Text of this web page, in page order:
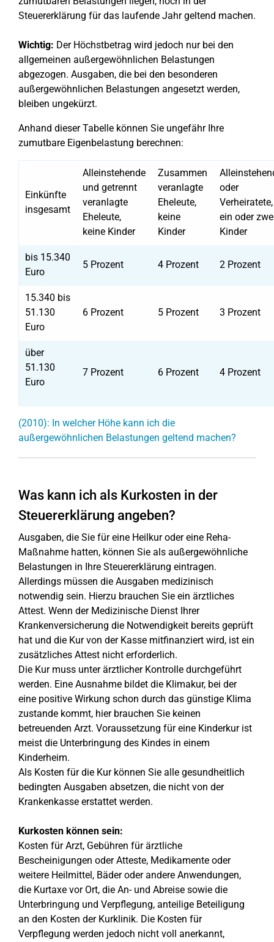
Steuererklärung für das laufende Jahr geltend machen.
Wichtig: Der Höchstbetrag wird jedoch nur bei den
allgemeinen außergewöhnlichen Belastungen
abgezogen. Ausgaben, die bei den besonderen
außergewöhnlichen Belastungen angesetzt werden,
bleiben ungekürzt.
Anhand dieser Tabelle können Sie ungefähr Ihre
zumutbare Eigenbelastung berechnen:
Einkünfte
insgesamt
Alleinstehende
und getrennt
veranlagte
Eheleute,
keine Kinder
Zusammen
veranlagte
Eheleute,
keine
Kinder
oder
Verheiratete,
ein oder
Kinder
bis 15.340
Euro
5 Prozent 4 Prozent 2 Prozent
15.340 bis
51.130
Euro
6 Prozent 5 Prozent 3 Prozent
über
51.130
Euro
7 Prozent 6 Prozent 4 Prozent
(2010): In welcher Höhe kann ich die
außergewöhnlichen Belastungen geltend machen?
Was kann ich als Kurkosten in der
Steuererklärung angeben?
Ausgaben, die Sie für eine Heilkur oder eine Reha-
Maßnahme hatten, können Sie als außergewöhnliche
Belastungen in Ihre Steuererklärung eintragen.
Allerdings müssen die Ausgaben medizinisch
notwendig sein. Hierzu brauchen Sie ein ärztliches
Attest. Wenn der Medizinische Dienst Ihrer
Krankenversicherung die Notwendigkeit bereits geprüft
hat und die Kur von der Kasse mitfinanziert wird, ist ein
zusätzliches Attest nicht erforderlich.
Die Kur muss unter ärztlicher Kontrolle durchgeführt
werden. Eine Ausnahme bildet die Klimakur, bei der
eine positive Wirkung schon durch das günstige Klima
zustande kommt, hier brauchen Sie keinen
betreuenden Arzt. Voraussetzung für eine Kinderkur ist
meist die Unterbringung des Kindes in einem
Kinderheim.
Als Kosten für die Kur können Sie alle gesundheitlich
bedingten Ausgaben absetzen, die nicht von der
Krankenkasse erstattet werden.
Kurkosten können sein:
Kosten für Arzt, Gebühren für ärztliche
Bescheinigungen oder Atteste, Medikamente oder
weitere Heilmittel, Bäder oder andere Anwendungen,
die Kurtaxe vor Ort, die An- und Abreise sowie die
Unterbringung und Verpflegung, anteilige Beteiligung
an den Kosten der Kurklinik. Die Kosten für
Verpflegung werden jedoch nicht voll anerkannt,